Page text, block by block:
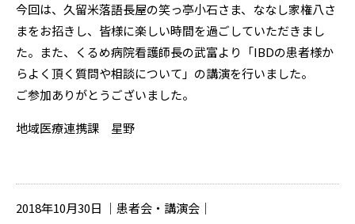
今回は、久留米落語長屋の笑っ亭小石さま、ななし家権八さ
まをお招きし、皆様に楽しい時間を過ごしていただきまし
た。また、くるめ病院看護師長の武富より「IBDの患者様か
らよく頂く質問や相談について」の講演を行いました。
ご参加ありがとうございました。
地域医療連携課 星野
2018年10月30日 ｜患者会・講演会｜